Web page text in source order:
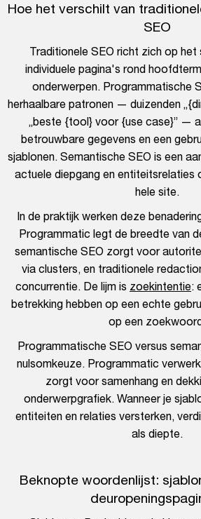
Hoe het verschilt van
SEO
Traditionele SEO richt zich op het
individuele pagina's rond
onderwerpen. Programmatische
herhaalbare patronen — duizenden
„beste {tool} voor {use case}” —
betrouwbare gegevens en een
sjablonen. Semantische SEO is een
actuele diepgang en entiteitsrelaties
hele site.
In de praktijk werken deze
Programmatic legt de breedte van
semantische SEO zorgt voor
via clusters, en traditionele
concurrentie. De lijm is zoekintentie:
betrekking hebben op een echte
op een
Programmatische SEO versus
nulsomkeuze. Programmatic
zorgt voor samenhang en
onderwerpgrafiek. Wanneer je
entiteiten en relaties versterken,
als diepte.
Beknopte woordenlijst: